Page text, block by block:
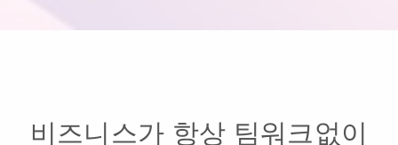
비즈니스가 항상 팀워크없이